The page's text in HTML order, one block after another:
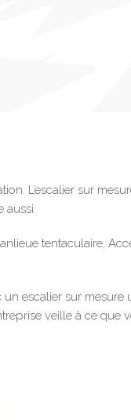
L’escalier sur
aussi.
tentaculaire,
escalier sur mesure
veille à ce que